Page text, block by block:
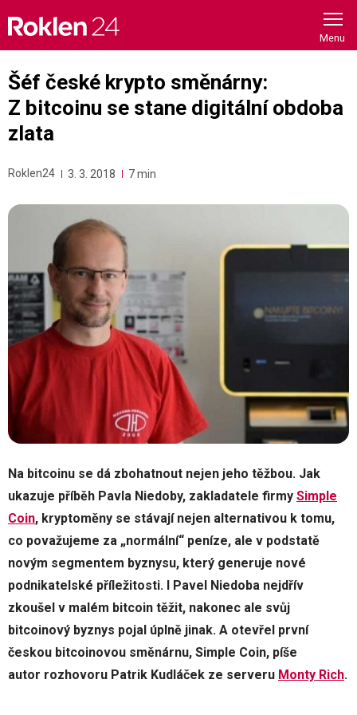
content
Šéf české krypto směnárny:
Z bitcoinu se stane digitální obdoba
zlata
Roklen24 3. 3. 2018 7 min
Na bitcoinu se dá zbohatnout nejen jeho těžbou. Jak
ukazuje příběh Pavla Niedoby, zakladatele firmy Simple
Coin, kryptoměny se stávají nejen alternativou k tomu,
co považujeme za „normální“ peníze, ale v podstatě
novým segmentem byznysu, který generuje nové
podnikatelské příležitosti. I Pavel Niedoba nejdřív
zkoušel v malém bitcoin těžit, nakonec ale svůj
bitcoinový byznys pojal úplně jinak. A otevřel první
českou bitcoinovou směnárnu, Simple Coin, píše
autor rozhovoru Patrik Kudláček ze serveru Monty Rich.